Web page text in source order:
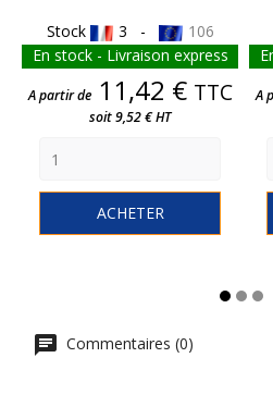
Stock 3 -
106
En stock - Livraison express
Prix
A partir de 11,42 € TTC
soit 9,52 € HT
ACHETER
A
Commentaires (0)